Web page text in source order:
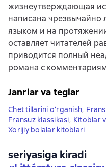
жизнеутверждающая
написана
языком и на
оставляет читателей
приводится полный
романа с
Janrlar va teglar
Chet tillarini o‘rganish,
Fransuz klassikasi, Kitoblar
Xorijiy bolalar kitoblari
seriyasiga kiradi